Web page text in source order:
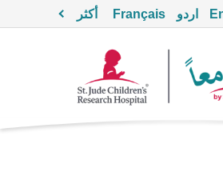
اردو Français أكثر